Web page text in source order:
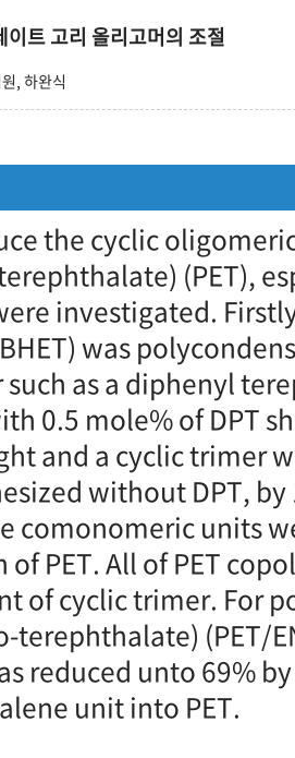
트 고리 올리고머의 조절
, 하완식
the cyclic
(PET),
investigated.
was
as a diphenyl
0.5 mole% of DPT
and a cyclic trimer
without DPT,
comonomeric units
PET. All of PET
of cyclic trimer. For
terephthalate) (PET/
reduced unto 69%
unit into PET.